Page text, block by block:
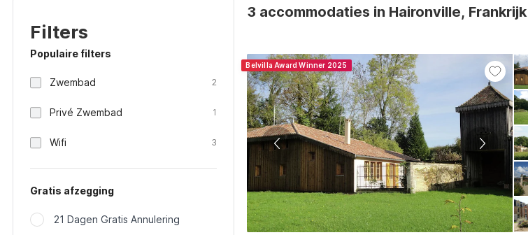
Filters
Populaire filters
Zwembad 2
Privé Zwembad 1
Wifi 3
Gratis afzegging
21 Dagen Gratis Annulering
3 accommodaties in Haironville, Frankrijk
Belvilla Award Winner 2025